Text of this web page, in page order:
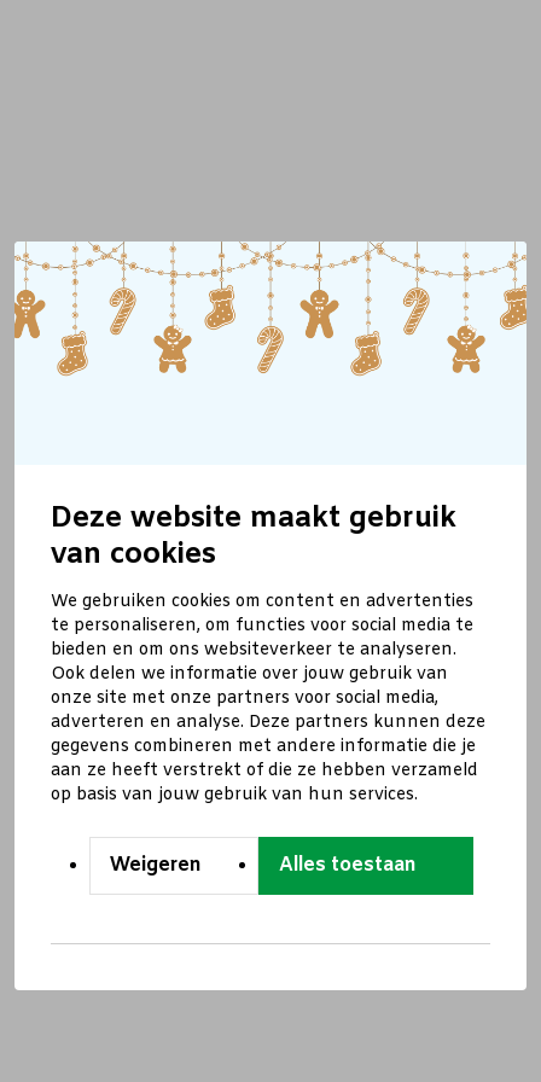
Deze website maakt gebruik
van cookies
We gebruiken cookies om content en advertenties
te personaliseren, om functies voor social media te
bieden en om ons websiteverkeer te analyseren.
Ook delen we informatie over jouw gebruik van
onze site met onze partners voor social media,
adverteren en analyse. Deze partners kunnen deze
gegevens combineren met andere informatie die je
aan ze heeft verstrekt of die ze hebben verzameld
op basis van jouw gebruik van hun services.
Weigeren Alles toestaan